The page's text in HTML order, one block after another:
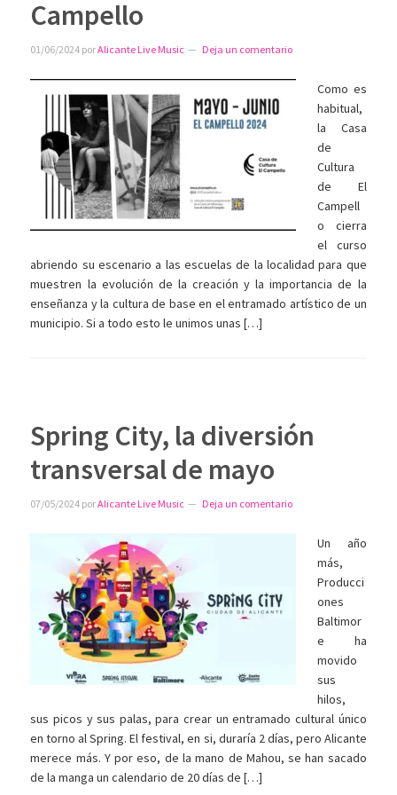
Campello
01/06/2024 porAlicante Live Music Deja un comentario
Como es
habitual,
la Casa
de
Cultura
de El
Campell
o cierra
el curso
abriendo su escenario a las escuelas de la localidad para que
muestren la evolución de la creación y la importancia de la
enseñanza y la cultura de base en el entramado artístico de un
municipio. Si a todo esto le unimos unas […]
Spring City, la diversión
transversal de mayo
07/05/2024 porAlicante Live Music Deja un comentario
Un año
más,
Producci
ones
Baltimor
e ha
movido
sus
hilos,
sus picos y sus palas, para crear un entramado cultural único
en torno al Spring. El festival, en si, duraría 2 días, pero Alicante
merece más. Y por eso, de la mano de Mahou, se han sacado
de la manga un calendario de 20 días de […]